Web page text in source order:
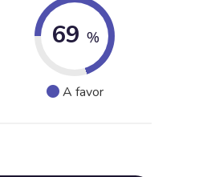
69 %
A favor